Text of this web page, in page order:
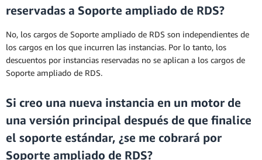
reservadas a Soporte ampliado de RDS?
No, los cargos de Soporte ampliado de RDS son independientes de
los cargos en los que incurren las instancias. Por lo tanto, los
descuentos por instancias reservadas no se aplican a los cargos de
Soporte ampliado de RDS.
Si creo una nueva instancia en un motor de
una versión principal después de que finalice
el soporte estándar, ¿se me cobrará por
Soporte ampliado de RDS?